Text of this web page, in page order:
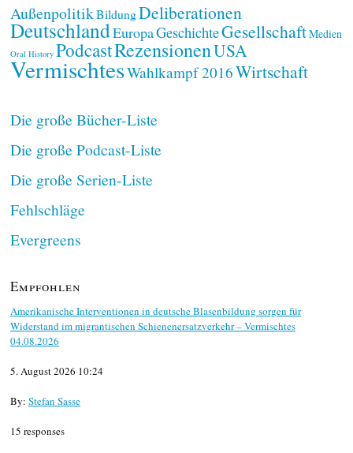
AußenpolitikBildungDeliberationen
DeutschlandEuropaGeschichteGesellschaftMedien
Oral History PodcastRezensionenUSA
VermischtesWahlkampf 2016Wirtschaft
Die große Bücher-Liste
Die große Podcast-Liste
Die große Serien-Liste
Fehlschläge
Evergreens
Empfohlen
Amerikanische Interventionen in deutsche Blasenbildung sorgen für
Widerstand im migrantischen Schienenersatzverkehr – Vermischtes
04.08.2026
5. August 2026 10:24
By: Stefan Sasse
15 responses